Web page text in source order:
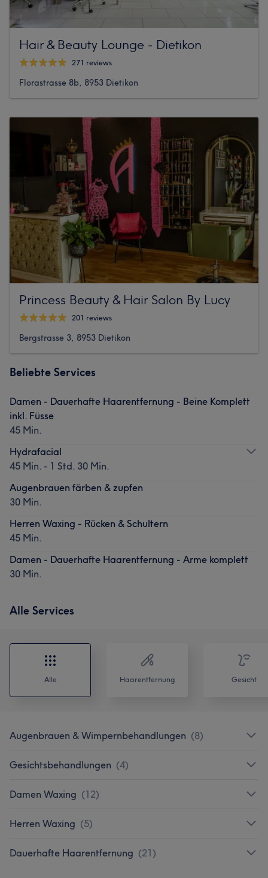
Hair & Beauty Lounge - Dietikon
271 reviews
Florastrasse 8b, 8953 Dietikon
Princess Beauty & Hair Salon By Lucy
201 reviews
Bergstrasse 3, 8953 Dietikon
Beliebte Services
Damen - Dauerhafte Haarentfernung - Beine Komplett
inkl. Füsse
45 Min.
Hydrafacial
45 Min. - 1 Std. 30 Min.
Augenbrauen färben & zupfen
30 Min.
Herren Waxing - Rücken & Schultern
45 Min.
Damen - Dauerhafte Haarentfernung - Arme komplett
30 Min.
Alle Services
Alle Haarentfernung Gesicht
Augenbrauen & Wimpernbehandlungen (8)
Gesichtsbehandlungen (4)
Damen Waxing (12)
Herren Waxing (5)
Dauerhafte Haarentfernung (21)